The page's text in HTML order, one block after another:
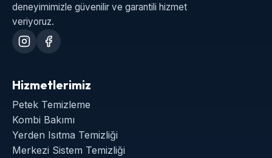
deneyimimizle güvenilir ve garantili hizmet
veriyoruz.
Hizmetlerimiz
Petek Temizleme
Kombi Bakımı
Yerden Isıtma Temizliği
Merkezi Sistem Temizliği